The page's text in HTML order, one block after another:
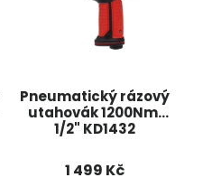
Pneumatický rázový
utahovák 1200Nm,
1/2" KD1432
1 499 Kč